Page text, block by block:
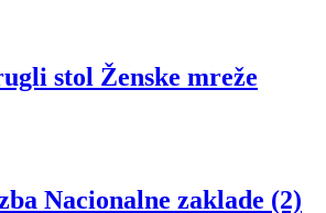
stol Ženske mreže
Nacionalne zaklade (2)